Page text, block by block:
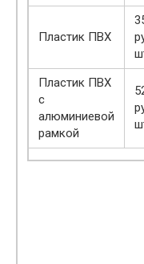
Пластик ПВХ
Пластик ПВХ
с
алюминиевой
рамкой